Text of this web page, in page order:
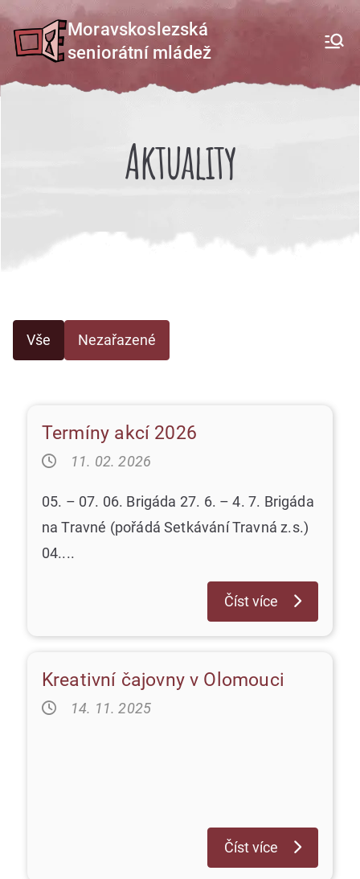
Přeskočit
na
Moravskoslezská
seniorátní mládež
Aktuality
Vše Nezařazené
Termíny akcí 2026
11. 02. 2026
05. – 07. 06. Brigáda 27. 6. – 4. 7. Brigáda
na Travné (pořádá Setkávání Travná z.s.)
04....
Číst více
Nezařazené
Kreativní čajovny v Olomouci
14. 11. 2025
Číst více